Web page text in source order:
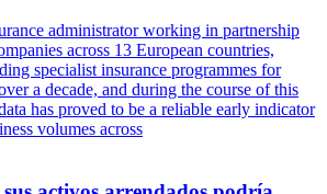
administrator working in partnership
across 13 European countries,
specialist insurance programmes for
a decade, and during the course of this
has proved to be a reliable early indicator
volumes across